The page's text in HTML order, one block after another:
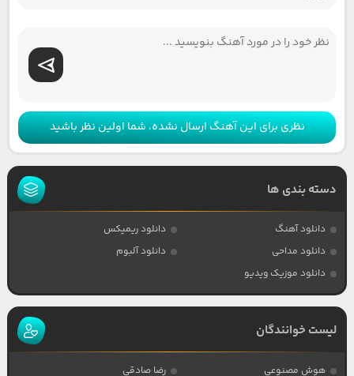
نظری برای این آهنگ ارسال نشده، شما اولین نظر باشید
دسته بندی ها
دانلود آهنگ
دانلود ریمیکس
دانلود مداحی
دانلود آلبوم
دانلود موزیک ویدیو
لیست خوانندگان
هوش مصنوعی رضا صادقی